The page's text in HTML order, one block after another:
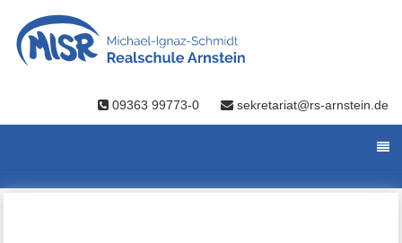
09363 99773-0 sekretariat@rs-arnstein.de